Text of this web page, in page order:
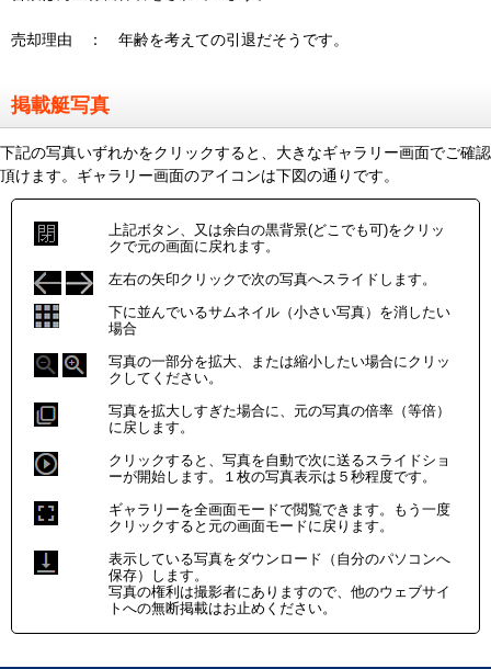
売却理由 ： 年齢を考えての引退だそうです。
掲載艇写真
下記の写真いずれかをクリックすると、大きなギャラリー画面でご確認
頂けます。ギャラリー画面のアイコンは下図の通りです。
上記ボタン、又は余白の黒背景(どこでも可)をクリッ
クで元の画面に戻れます。
左右の矢印クリックで次の写真へスライドします。
下に並んでいるサムネイル（小さい写真）を消したい
場合
写真の一部分を拡大、または縮小したい場合にクリッ
クしてください。
写真を拡大しすぎた場合に、元の写真の倍率（等倍）
に戻します。
クリックすると、写真を自動で次に送るスライドショ
ーが開始します。１枚の写真表示は５秒程度です。
ギャラリーを全画面モードで閲覧できます。もう一度
クリックすると元の画面モードに戻ります。
表示している写真をダウンロード（自分のパソコンへ
保存）します。
写真の権利は撮影者にありますので、他のウェブサイ
トへの無断掲載はお止めください。